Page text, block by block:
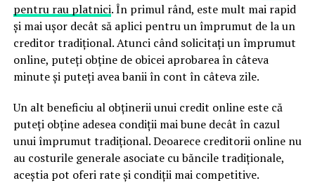
pentru rau platnici. În primul rând, este mult mai rapid
și mai ușor decât să aplici pentru un împrumut de la un
creditor tradițional. Atunci când solicitați un împrumut
online, puteți obține de obicei aprobarea în câteva
minute și puteți avea banii în cont în câteva zile.
Un alt beneficiu al obținerii unui credit online este că
puteți obține adesea condiții mai bune decât în cazul
unui împrumut tradițional. Deoarece creditorii online nu
au costurile generale asociate cu băncile tradiționale,
aceștia pot oferi rate și condiții mai competitive.